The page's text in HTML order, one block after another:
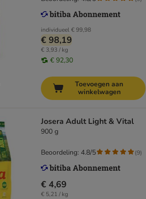
individueel€ 99,98
€ 98,19
€ 3,93 / kg
€ 92,30
Toevoegen aan
winkelwagen
Josera Adult Light & Vital
900 g
€ 4,69
€ 5,21 / kg
Beoordeling: 4.8/5 (9)